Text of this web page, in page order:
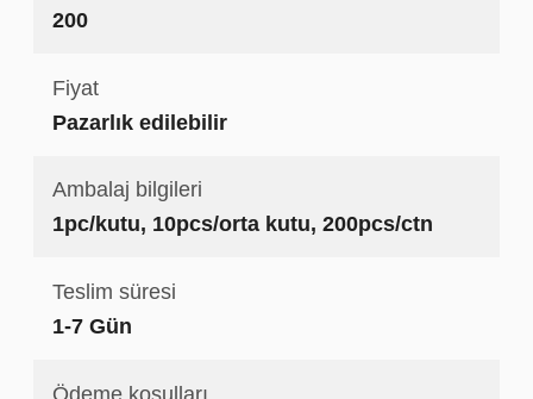
200
Fiyat
Pazarlık edilebilir
Ambalaj bilgileri
1pc/kutu, 10pcs/orta kutu, 200pcs/ctn
Teslim süresi
1-7 Gün
Ödeme koşulları